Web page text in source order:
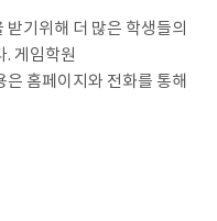
기위해 더 많은 학생들의
. 게임학원
홈페이지와 전화를 통해